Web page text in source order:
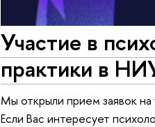
Участие в
практики в
Мы открыли прием заявок
Если Вас интересует